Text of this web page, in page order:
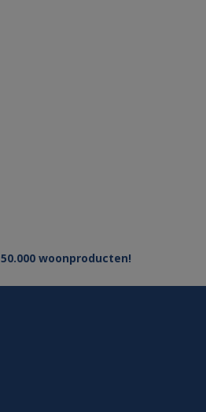
50.000 woonproducten!